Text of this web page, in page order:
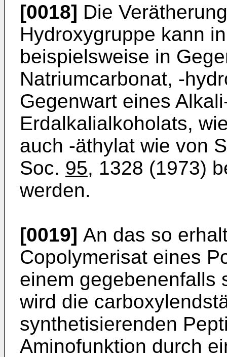
[0018] Die
Hydroxygruppe kann
beispielsweise in
Natriumcarbonat, -
Gegenwart ei­nes
Erdalkalialkoholats,
auch -äthylat wie von
Soc. 95, 1328 (1973)
werden.
[0019] An das so
Copolymerisat eines
einem gegebenenfalls
wird die
synthetisierenden
Aminofunktion durch